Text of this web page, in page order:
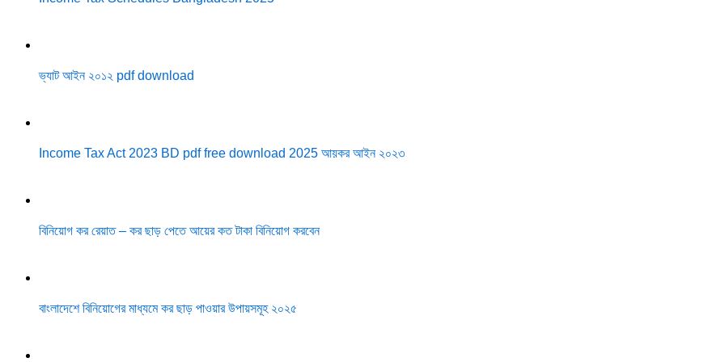
ভ্যাট আইন ২০১২ pdf download
Income Tax Act 2023 BD pdf free download 2025 আয়কর আইন ২০২৩
বিনিয়োগ কর রেয়াত – কর ছাড় পেতে আয়ের কত টাকা বিনিয়োগ করবেন
বাংলাদেশে বিনিয়োগের মাধ্যমে কর ছাড় পাওয়ার উপায়সমূহ ২০২৫